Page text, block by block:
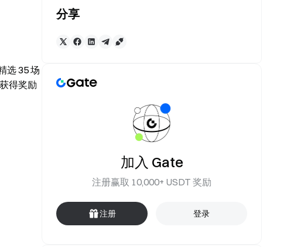
选 35 场
得奖励
分享
加入 Gate
注册赢取 10,000+ USDT 奖励
注册 登录